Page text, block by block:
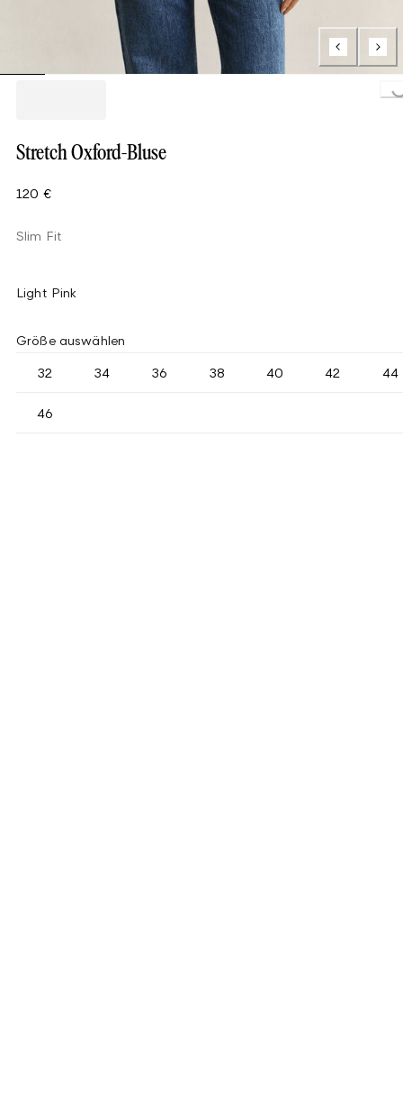
Loading...
Stretch Oxford-Bluse
120 €
Slim Fit
Light Pink
Größe auswählen
32 34 36 38 40 42 44
46